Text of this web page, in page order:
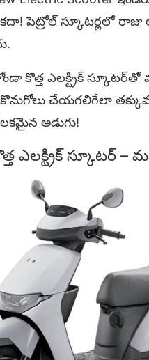
కదా! పెట్రోల్ స్కూటర్లలో
కొత్త ఎలక్ట్రిక్
చేయగలిగేలా
అడుగు!
ఎలక్ట్రిక్ స్కూటర్ –